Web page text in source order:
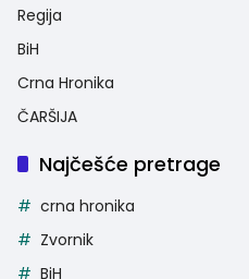
Regija
BiH
Crna Hronika
ČARŠIJA
Najčešće pretrage
crna hronika
Zvornik
BiH